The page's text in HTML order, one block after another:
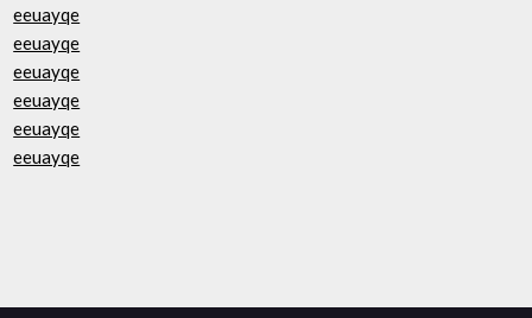
eeuayqe
eeuayqe
eeuayqe
eeuayqe
eeuayqe
eeuayqe